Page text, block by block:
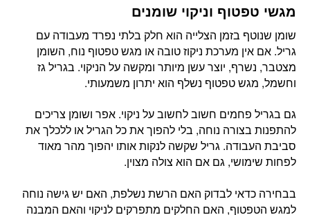
מגשי טפטוף וניקוי שומנים
שומן שנוטף בזמן הצלייה הוא חלק בלתי נפרד מעבודה עם
גריל. אם אין מערכת ניקוז טובה או מגש טפטוף נוח, השומן
מצטבר, נשרף, יוצר עשן מיותר ומקשה על הניקוי. בגריל גז
וחשמל, מגש טפטוף נשלף הוא יתרון משמעותי.
גם בגריל פחמים חשוב לחשוב על ניקוי. אפר ושומן צריכים
להתפנות בצורה נוחה, בלי להפוך את כל הגריל או ללכלך את
סביבת העבודה. גריל שקשה לנקות אותו יהפוך מהר מאוד
לפחות שימושי, גם אם הוא צולה מצוין.
בבחירה כדאי לבדוק האם הרשת נשלפת, האם יש גישה נוחה
למגש הטפטוף, האם החלקים מתפרקים לניקוי והאם המבנה